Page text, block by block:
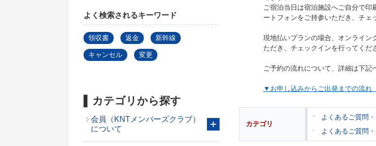
よく検索されるキーワード
領収書 返金 新幹線
キャンセル 変更
カテゴリから探す
会員（KNTメンバーズクラブ）
について
ご宿泊当日は宿泊施設へご自分で
ートフォンをご持参いただき、チェ
現地払いプランの場合、オンライン
ただき、チェックインを行ってくだ
ご予約の流れについて、詳細は下記
▼お申し込みからご出発までの流れ
カテゴリ
よくあるご質問
よくあるご質問